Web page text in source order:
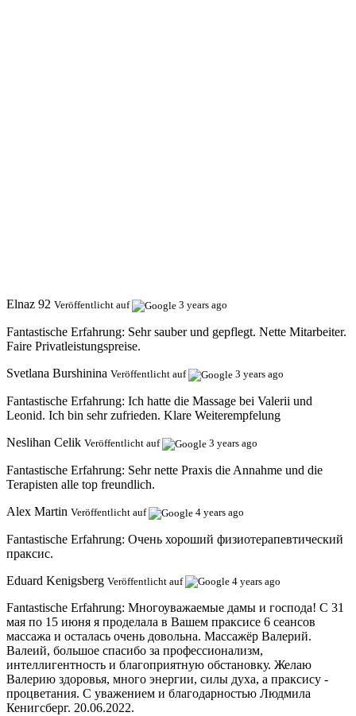
Elnaz 92 Veröffentlicht auf 3 years ago
Fantastische Erfahrung: Sehr sauber und gepflegt. Nette Mitarbeiter.
Faire Privatleistungspreise.
Svetlana Burshinina Veröffentlicht auf 3 years ago
Fantastische Erfahrung: Ich hatte die Massage bei Valerii und
Leonid. Ich bin sehr zufrieden. Klare Weiterempfelung
Neslihan Celik Veröffentlicht auf 3 years ago
Fantastische Erfahrung: Sehr nette Praxis die Annahme und die
Terapisten alle top freundlich.
Alex Martin Veröffentlicht auf 4 years ago
Fantastische Erfahrung: Очень хороший физиотерапевтический
праксис.
Eduard Kenigsberg Veröffentlicht auf 4 years ago
Fantastische Erfahrung: Многоуважаемые дамы и господа! С 31
мая по 15 июня я проделала в Вашем праксисе 6 сеансов
массажа и осталась очень довольна. Массажёр Валерий.
Валеий, большое спасибо за профессионализм,
интеллигентность и благоприятную обстановку. Желаю
Валерию здоровья, много энергии, силы духа, а праксису -
процветания. С уважением и благодарностью Людмила
Кенигсберг. 20.06.2022.